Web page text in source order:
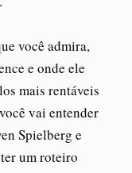
você admira,
e onde ele
mais rentáveis
vai entender
Spielberg e
um roteiro